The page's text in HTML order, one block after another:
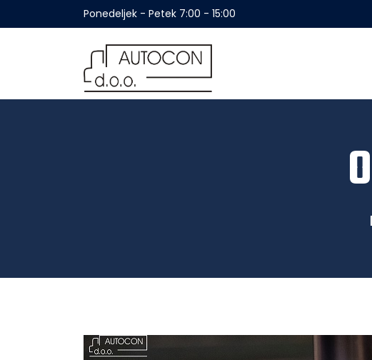
Ponedeljek - Petek 7:00 - 15:00